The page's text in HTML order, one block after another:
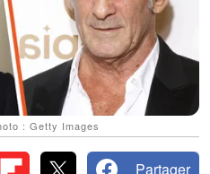
: Getty Images
Partager